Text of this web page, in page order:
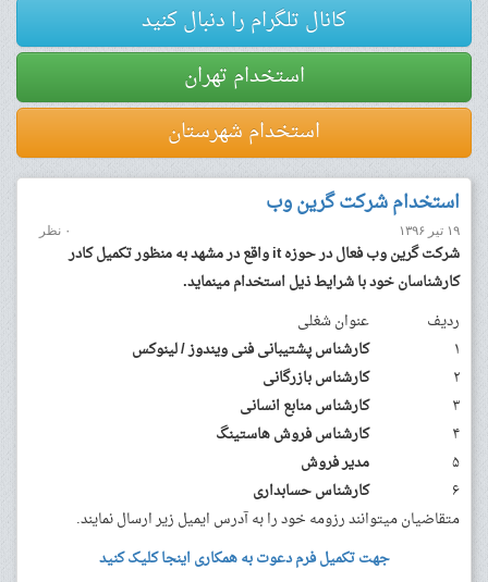
کانال تلگرام را دنبال کنید
استخدام تهران
استخدام شهرستان
استخدام شرکت گرین وب
۱۹ تیر ۱۳۹۶ ۰ نظر
شرکت گرین وب فعال در حوزه it واقع در مشهد به منظور تکمیل کادر
کارشناسان خود با شرایط ذیل استخدام مینماید.
ردیف
عنوان شغلی
۱
کارشناس پشتیبانی فنی ویندوز / لینوکس
۲
کارشناس بازرگانی
۳
کارشناس منابع انسانی
۴
کارشناس فروش هاستینگ
۵
مدیر فروش
۶
کارشناس حسابداری
متقاضیان میتوانند رزومه خود را به آدرس ایمیل زیر ارسال نمایند.
جهت تکمیل فرم دعوت به همکاری اینجا کلیک کنید